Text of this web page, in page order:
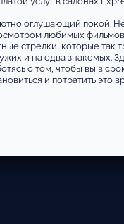
оглушающий покой.
любимых
стрелки, которые так
и на едва знакомых.
о том, чтобы вы в
и потратить это